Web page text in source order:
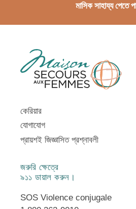
মাসিক সাহায্য পেতে
কেরিয়ার
যোগাযোগ
প্রায়শই জিজ্ঞাসিত প্রশ্নাবলী
জরুরি ক্ষেত্রে
৯১১ ডায়াল করুন।
SOS Violence conjugale